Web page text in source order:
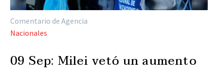
Comentario de Agencia
Nacionales
09 Sep: Milei vetó un aumento